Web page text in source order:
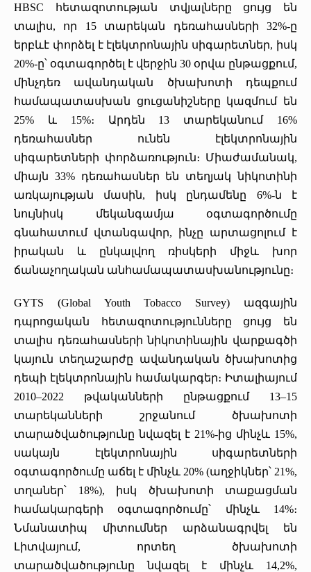
HBSC հետազոտության տվյալները ցույց են
տալիս, որ 15 տարեկան դեռահասների 32%-ը
երբևէ փորձել է էլեկտրոնային սիգարետներ, իսկ
20%-ը՝ օգտագործել է վերջին 30 օրվա ընթացքում,
մինչդեռ ավանդական ծխախոտի դեպքում
համապատասխան ցուցանիշները կազմում են
25% և 15%։ Արդեն 13 տարեկանում 16%
դեռահասներ ունեն էլեկտրոնային
սիգարետների փորձառություն։ Միաժամանակ,
միայն 33% դեռահասներ են տեղյակ նիկոտինի
առկայության մասին, իսկ ընդամենը 6%-ն է
նույնիսկ մեկանգամյա օգտագործումը
գնահատում վտանգավոր, ինչը արտացոլում է
իրական և ընկալվող ռիսկերի միջև խոր
ճանաչողական անհամապատասխանությունը։
GYTS (Global Youth Tobacco Survey) ազգային
դպրոցական հետազոտությունները ցույց են
տալիս դեռահասների նիկոտինային վարքագծի
կայուն տեղաշարժը ավանդական ծխախոտից
դեպի էլեկտրոնային համակարգեր։ Իտալիայում
2010–2022 թվականների ընթացքում 13–15
տարեկանների շրջանում ծխախոտի
տարածվածությունը նվազել է 21%-ից մինչև 15%,
սակայն էլեկտրոնային սիգարետների
օգտագործումը աճել է մինչև 20% (աղջիկներ՝ 21%,
տղաներ՝ 18%), իսկ ծխախոտի տաքացման
համակարգերի օգտագործումը՝ մինչև 14%։
Նմանատիպ միտումներ արձանագրվել են
Լիտվայում, որտեղ ծխախոտի
տարածվածությունը նվազել է մինչև 14,2%,